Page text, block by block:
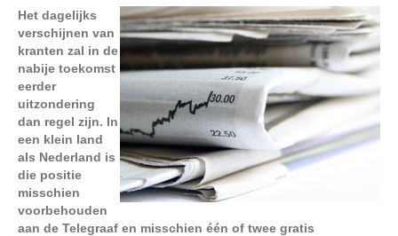
Het dagelijks
verschijnen van
kranten zal in de
nabije toekomst
eerder
uitzondering
dan regel zijn. In
een klein land
als Nederland is
die positie
misschien
voorbehouden
aan de Telegraaf en misschien één of twee gratis